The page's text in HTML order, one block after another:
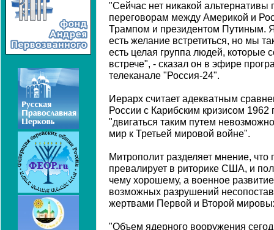
"Сейчас нет никакой
переговорам между Америкой и
Трампом и президентом Путиным.
есть желание встретиться, но мы
есть целая группа людей, которые
встрече", - сказал он в эфире
телеканале "Россия-24".
Иерарх считает адекватным
России с Карибским кризисом
"двигаться таким путем
мир к Третьей мировой войне".
Митрополит разделяет мнение, что
превалирует в риторике США, и
чему хорошему, а военное
возможных разрушений
жертвами Первой и Второй
"Объем ядерного вооружения